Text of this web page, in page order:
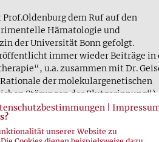
dem Ruf auf den
Hämatologie und
der Universität Bonn gefolgt.
immer wieder Beiträge in
u.a. zusammen mit Dr.
der molekulargenetischen
Störungen der Blutgerinnung“).
die Herausgeber der Zeitschrift
Herrn Prof.Oldenburg auf
weiteren schönen Erfolg seiner
unserer Website zu